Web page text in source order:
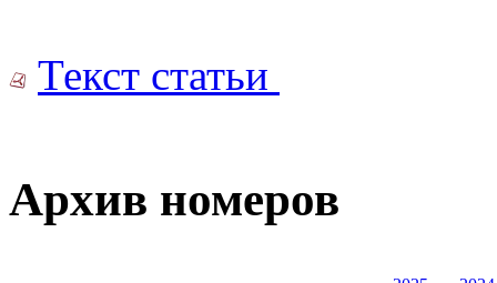
Текст статьи
Архив номеров